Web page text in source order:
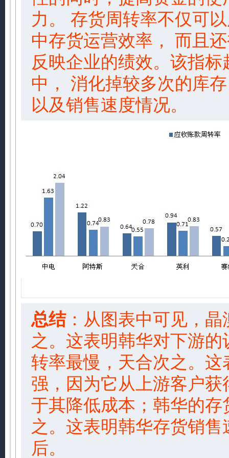
力。 存货周转率不仅可
中存货运营效率， 而且
反映企业的绩效。该指
中， 消化掉较多次的库
以及销售速度情况。
总结：从图表中可见，
之。这表明韩华对下游
转率最慢，天合次之。
强，因为它从上游客户
于其降低成本；韩华的
之。这表明韩华存货销
后。